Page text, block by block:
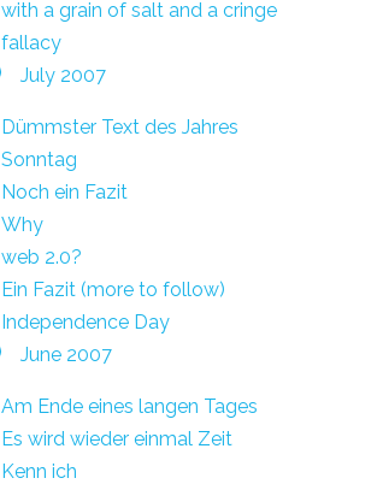
with a grain of salt and a cringe
fallacy
July 2007
Dümmster Text des Jahres
Sonntag
Noch ein Fazit
Why
web 2.0?
Ein Fazit (more to follow)
Independence Day
June 2007
Am Ende eines langen Tages
Es wird wieder einmal Zeit
Kenn ich